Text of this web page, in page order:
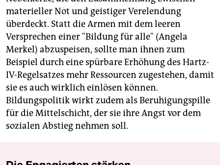
materieller Not und geistiger Verelendung
überdeckt. Statt die Armen mit dem leeren
Versprechen einer "Bildung für alle" (Angela
Merkel) abzuspeisen, sollte man ihnen zum
Beispiel durch eine spürbare Erhöhung des Hartz-
IV-Regelsatzes mehr Ressourcen zugestehen, damit
sie es auch wirklich einlösen können.
Bildungspolitik wirkt zudem als Beruhigungspille
für die Mittelschicht, der sie ihre Angst vor dem
sozialen Abstieg nehmen soll.